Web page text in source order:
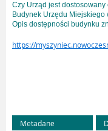
Czy Urząd jest
Budynek Urzędu Miejskiego
Opis dostępności budynku
https://
Metadane